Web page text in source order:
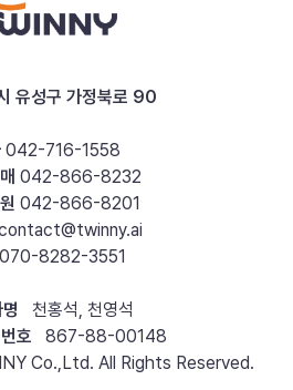
유성구 가정북로 90
042-716-1558
042-866-8232
042-866-8201
070-8282-3551
천홍석, 천영석
호 867-88-00148
Co.,Ltd. All Rights Reserved.